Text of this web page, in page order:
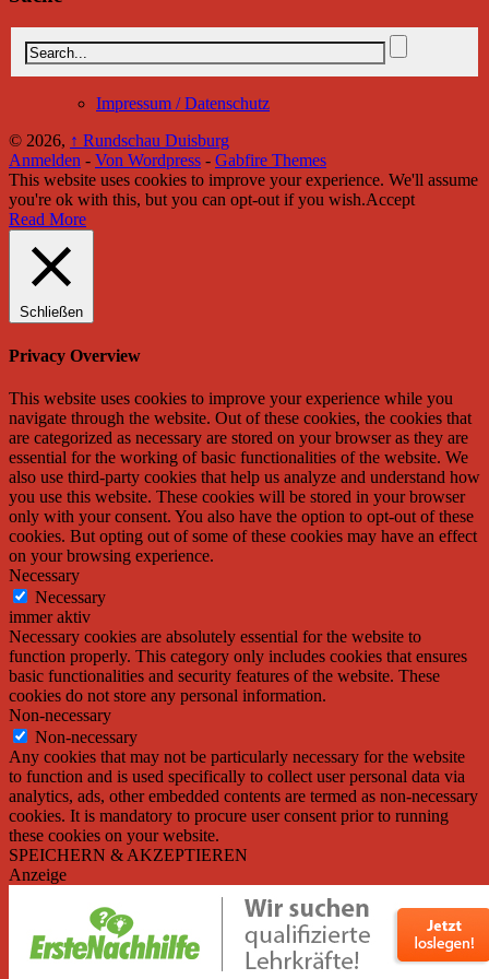
Impressum / Datenschutz
© 2026, ↑ Rundschau Duisburg
Anmelden - Von Wordpress - Gabfire Themes
This website uses cookies to improve your experience. We'll assume
you're ok with this, but you can opt-out if you wish.Accept
Read More
Schließen
Privacy Overview
This website uses cookies to improve your experience while you
navigate through the website. Out of these cookies, the cookies that
are categorized as necessary are stored on your browser as they are
essential for the working of basic functionalities of the website. We
also use third-party cookies that help us analyze and understand how
you use this website. These cookies will be stored in your browser
only with your consent. You also have the option to opt-out of these
cookies. But opting out of some of these cookies may have an effect
on your browsing experience.
Necessary
Necessary
immer aktiv
Necessary cookies are absolutely essential for the website to
function properly. This category only includes cookies that ensures
basic functionalities and security features of the website. These
cookies do not store any personal information.
Non-necessary
Non-necessary
Any cookies that may not be particularly necessary for the website
to function and is used specifically to collect user personal data via
analytics, ads, other embedded contents are termed as non-necessary
cookies. It is mandatory to procure user consent prior to running
these cookies on your website.
SPEICHERN & AKZEPTIEREN
Anzeige